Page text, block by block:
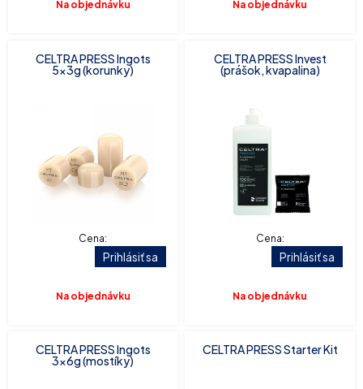
Na objednávku Na objednávku
CELTRA PRESS Ingots
5x3g (korunky)
Cena:
Prihlásiť sa
Na objednávku
CELTRA PRESS Invest
(prášok, kvapalina)
Cena:
Prihlásiť sa
Na objednávku
CELTRA PRESS Ingots
3x6g (mostíky)
CELTRA PRESS Starter Kit